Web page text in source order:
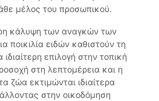
μέλος του προσωπικού.
κάλυψη των αναγκών των
ποικιλία ειδών καθιστούν τη
επιλογή στην τοπική
στη λεπτομέρεια και η
ζώα εκτιμώνται ιδιαίτερα
στην οικοδόμηση